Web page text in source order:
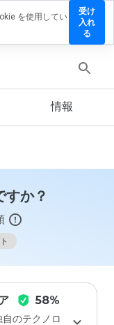
情報
か？
58%
のテクノロ
を使用してい
受け
入れ
る